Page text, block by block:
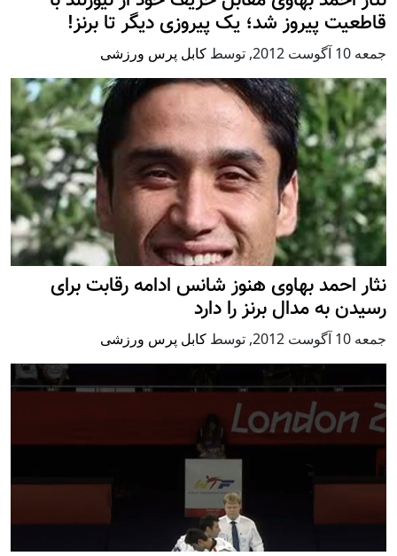
قاطعیت پیروز شد؛ یک پیروزی دیگر تا برنز!
جمعه 10 آگوست 2012 , توسط کابل پرس ورزشی
نثار احمد بهاوی هنوز شانس ادامه رقابت برای
رسیدن به مدال برنز را دارد
جمعه 10 آگوست 2012 , توسط کابل پرس ورزشی